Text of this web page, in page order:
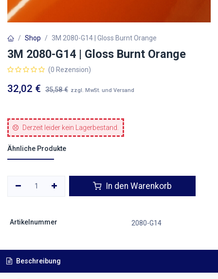
Shop 3M 2080-G14 | Gloss Burnt Orange
3M 2080-G14 | Gloss Burnt Orange
(0 Rezension)
32,02 € 35,58€ zzgl. MwSt. und Versand
Derzeit leider kein Lagerbestand.
Ähnliche Produkte
In den Warenkorb
Artikelnummer 2080-G14
Beschreibung